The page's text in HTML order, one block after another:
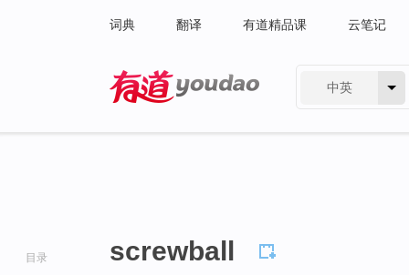
词典 翻译 有道精品课 云笔记
中英
目录 screwball